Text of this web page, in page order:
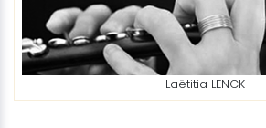
Laëtitia LENCK